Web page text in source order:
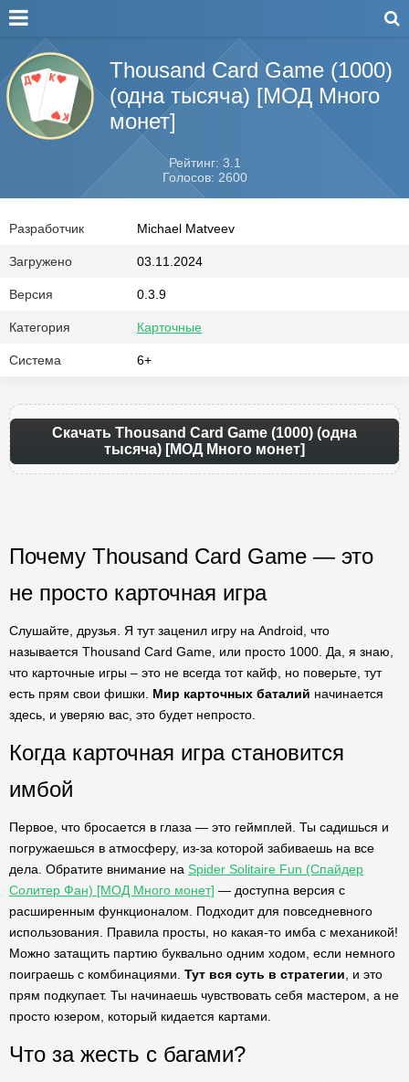
Thousand Card Game (1000)
(одна тысяча) [МОД Много
монет]
Рейтинг: 3.1
Голосов: 2600
Разработчик Michael Matveev
Загружено 03.11.2024
Версия 0.3.9
Категория Карточные
Система 6+
Скачать Thousand Card Game (1000) (одна
тысяча) [МОД Много монет]
Почему Thousand Card Game — это
не просто карточная игра
Слушайте, друзья. Я тут заценил игру на Android, что
называется Thousand Card Game, или просто 1000. Да, я знаю,
что карточные игры – это не всегда тот кайф, но поверьте, тут
есть прям свои фишки. Мир карточных баталий начинается
здесь, и уверяю вас, это будет непросто.
Когда карточная игра становится
имбой
Первое, что бросается в глаза — это геймплей. Ты садишься и
погружаешься в атмосферу, из-за которой забиваешь на все
дела. Обратите внимание на Spider Solitaire Fun (Спайдер
Солитер Фан) [МОД Много монет] — доступна версия с
расширенным функционалом. Подходит для повседневного
использования. Правила просты, но какая-то имба с механикой!
Можно затащить партию буквально одним ходом, если немного
поиграешь с комбинациями. Тут вся суть в стратегии , и это
прям подкупает. Ты начинаешь чувствовать себя мастером, а не
просто юзером, который кидается картами.
Что за жесть с багами?